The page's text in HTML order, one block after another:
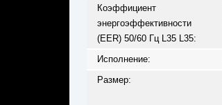
Коэффициент
энергоэффективности
(EER) 50/60 Гц L35 L35:
Исполнение:
Размер: